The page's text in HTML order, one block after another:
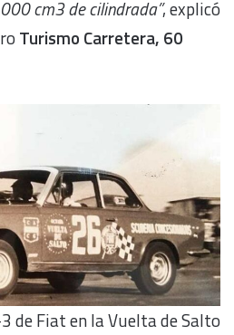
cm3 de cilindrada”, explicó
Turismo Carretera, 60
de Fiat en la Vuelta de Salto